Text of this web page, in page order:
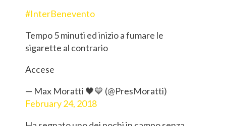
#InterBenevento
Tempo 5 minuti ed inizio a fumare le
sigarette al contrario
Accese
— Max Moratti 🖤💙 (@PresMoratti)
February 24, 2018